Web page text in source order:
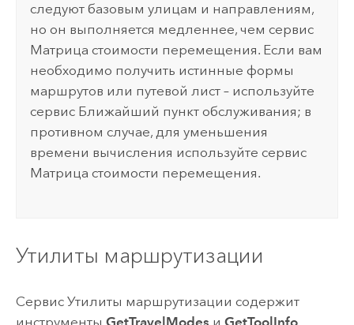
следуют базовым улицам и направлениям,
но он выполняется медленнее, чем сервис
Матрица стоимости перемещения. Если вам
необходимо получить истинные формы
маршрутов или путевой лист – используйте
сервис Ближайший пункт обслуживания; в
противном случае, для уменьшения
времени вычисления используйте сервис
Матрица стоимости перемещения.
Утилиты маршрутизации
Сервис Утилиты маршрутизации содержит
инструменты GetTravelModes и GetToolInfo,